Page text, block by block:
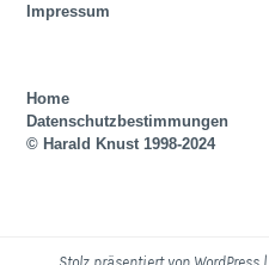
Impressum
Home
Datenschutzbestimmungen
© Harald Knust 1998-2024